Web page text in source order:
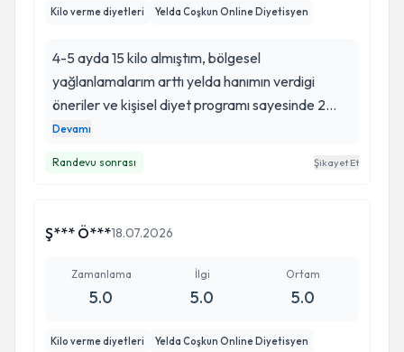
Kilo verme diyetleri Yelda Coşkun Online Diyetisyen
4-5 ayda 15 kilo almıştım, bölgesel
yağlanlamalarım arttı yelda hanımın verdigi
öneriler ve kişisel diyet programı sayesinde 2
haftada neredeyse 3 kilo verdim 2 cm bel
artmış, yağ oranım en cok nerelerde azalmış, su
kontrolleriniz bitse bile uygulayabiliyorsunuz, ben
biraz daha disipline ihtiyac duydugum icin
edicem muhtemelen
Devamı
Randevu sonrası Şikayet Et
Ş*** Ö***18.07.2026
Zamanlama
5.0
İlgi
5.0
Ortam
5.0
Kilo verme diyetleri Yelda Coşkun Online Diyetisyen